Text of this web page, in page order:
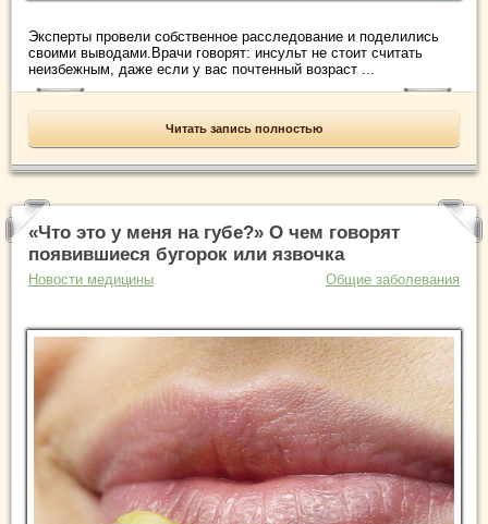
Эксперты провели собственное расследование и поделились
своими выводами.Врачи говорят: инсульт не стоит считать
неизбежным, даже если у вас почтенный возраст ...
Читать запись полностью
«Что это у меня на губе?» О чем говорят
появившиеся бугорок или язвочка
Новости медицины Общие заболевания